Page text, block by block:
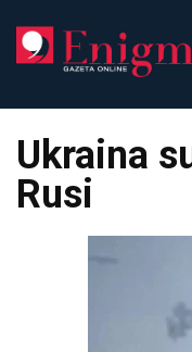
content
Ukraina
Rusi